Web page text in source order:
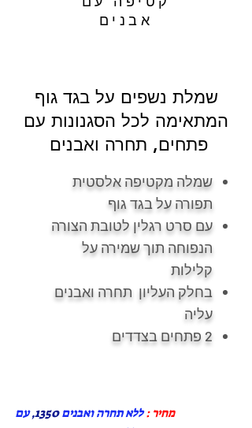
אבנים
שמלת נשפים על בגד גוף
המתאימה לכל הסגנונות עם
פתחים, תחרה ואבנים
שמלה מקטיפה אלסטית
תפורה על בגד גוף
עם סרט רגלין לטובת הצורה
הנפוחה תוך שמירה על
קלילות
בחלק העליון תחרה ואבנים
עליה
2 פתחים בצדדים
מחיר :ללא תחרה ואבנים1350,
עם